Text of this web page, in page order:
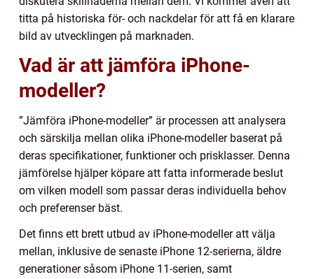
titta på historiska för- och nackdelar för att få en klarare
bild av utvecklingen på marknaden.
Vad är att jämföra iPhone-
modeller?
”Jämföra iPhone-modeller” är processen att analysera
och särskilja mellan olika iPhone-modeller baserat på
deras specifikationer, funktioner och prisklasser. Denna
jämförelse hjälper köpare att fatta informerade beslut
om vilken modell som passar deras individuella behov
och preferenser bäst.
Det finns ett brett utbud av iPhone-modeller att välja
mellan, inklusive de senaste iPhone 12-serierna, äldre
generationer såsom iPhone 11-serien, samt